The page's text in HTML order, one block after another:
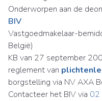
Onderworpen aan de
BIV
Vastgoedmakelaar-
België)
KB van 27 september
reglement van
borgstelling via NV AXA
Contacteer het BIV via 02